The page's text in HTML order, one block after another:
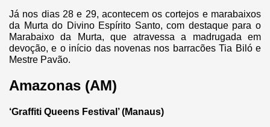
Já nos dias 28 e 29, acontecem os cortejos e marabaixos
da Murta do Divino Espírito Santo, com destaque para o
Marabaixo da Murta, que atravessa a madrugada em
devoção, e o início das novenas nos barracões Tia Biló e
Mestre Pavão.
Amazonas (AM)
‘Graffiti Queens Festival’ (Manaus)